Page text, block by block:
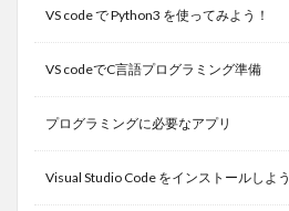
VS code で Python3 を使ってみよう！
VS codeでC言語プログラミング準備
プログラミングに必要なアプリ
Visual Studio Code をインストールしよう